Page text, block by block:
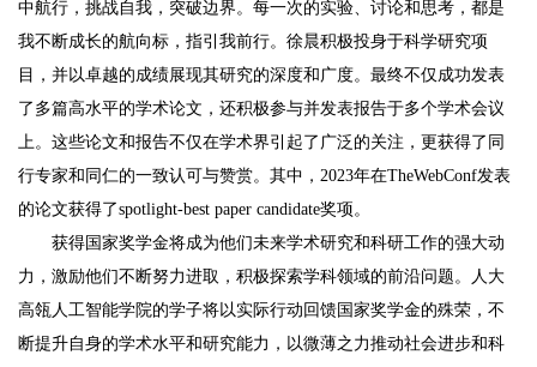
中航行，挑战自我，突破边界。每一次的实验、讨论和思考，都是
我不断成长的航向标，指引我前行。徐晨积极投身于科学研究项
目，并以卓越的成绩展现其研究的深度和广度。最终不仅成功发表
了多篇高水平的学术论文，还积极参与并发表报告于多个学术会议
上。这些论文和报告不仅在学术界引起了广泛的关注，更获得了同
行专家和同仁的一致认可与赞赏。其中，2023年在TheWebConf发表
的论文获得了spotlight-best paper candidate奖项。
获得国家奖学金将成为他们未来学术研究和科研工作的强大动
力，激励他们不断努力进取，积极探索学科领域的前沿问题。人大
高瓴人工智能学院的学子将以实际行动回馈国家奖学金的殊荣，不
断提升自身的学术水平和研究能力，以微薄之力推动社会进步和科